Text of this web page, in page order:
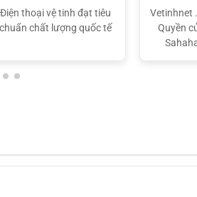
tế
Điện thoại vệ tinh đạt tiêu
chuẩn chất lượng quốc tế
Vetinhnet
Quyền